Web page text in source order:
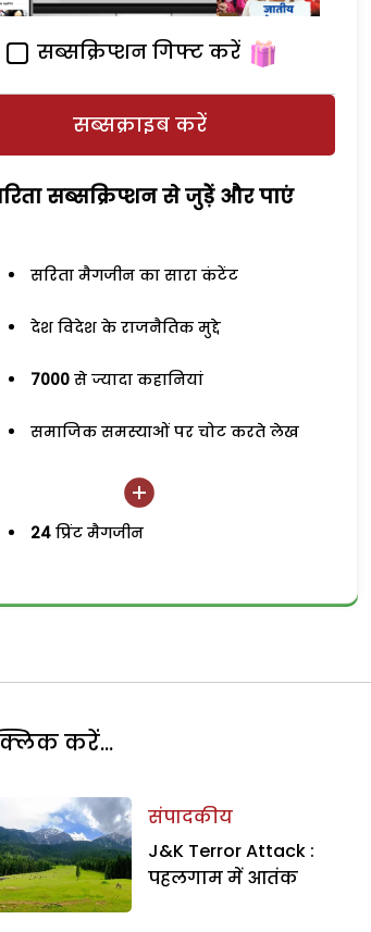
सब्सक्रिप्शन गिफ्ट करें
सब्सक्राइब करें
सब्सक्रिप्शन से जुड़ेें और पाएं
सरिता मैगजीन का सारा कंटेंट
देश विदेश के राजनैतिक मुद्दे
7000 से ज्यादा कहानियां
समाजिक समस्याओं पर चोट करते लेख
24 प्रिंट मैगजीन
करें...
संपादकीय
J&K Terror Attack :
पहलगाम में आतंक